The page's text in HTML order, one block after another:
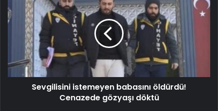
Sevgilisini istemeyen babasını öldürdü!
Cenazede gözyaşı döktü